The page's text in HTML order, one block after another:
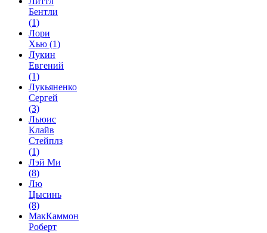
Бентли
(1)
Лори
Хью (1)
Лукин
Евгений
(1)
Лукьяненко
Сергей
(3)
Льюис
Клайв
Стейплз
(1)
Лэй Ми
(8)
Лю
Цысинь
(8)
МакКаммон
Роберт